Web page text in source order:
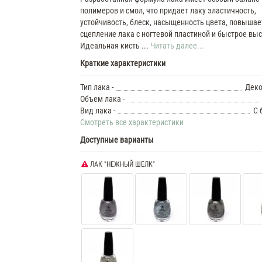
полимеров и смол, что придает лаку эластичность,
устойчивость, блеск, насыщенность цвета,
сцепление лака с ногтевой пластиной и быстрое
Идеальная кисть ... Читать далее...
Краткие характеристики
Тип лака -
Объем лака -
Вид лака -
С
Смотреть все характеристики
Доступные варианты
ЛАК "НЕЖНЫЙ ШЕЛК"